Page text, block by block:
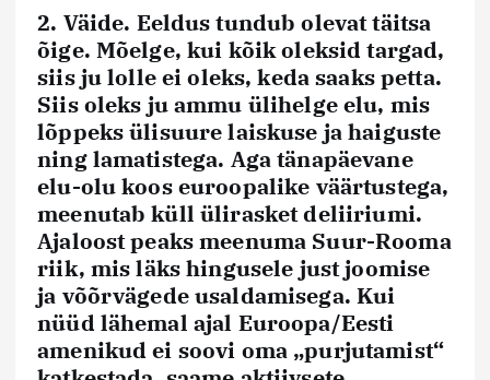
2. Väide. Eeldus tundub olevat täitsa
õige. Mõelge, kui kõik oleksid targad,
siis ju lolle ei oleks, keda saaks petta.
Siis oleks ju ammu ülihelge elu, mis
lõppeks ülisuure laiskuse ja haiguste
ning lamatistega. Aga tänapäevane
elu-olu koos euroopalike väärtustega,
meenutab küll ülirasket deliiriumi.
Ajaloost peaks meenuma Suur-Rooma
riik, mis läks hingusele just joomise
ja võõrvägede usaldamisega. Kui
nüüd lähemal ajal Euroopa/Eesti
amenikud ei soovi oma „purjutamist“